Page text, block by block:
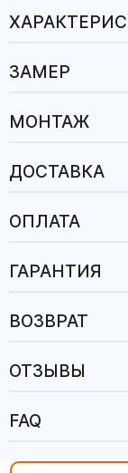
ЗАМЕР
МОНТАЖ
ДОСТАВКА
ОПЛАТА
ГАРАНТИЯ
ВОЗВРАТ
ОТЗЫВЫ
FAQ